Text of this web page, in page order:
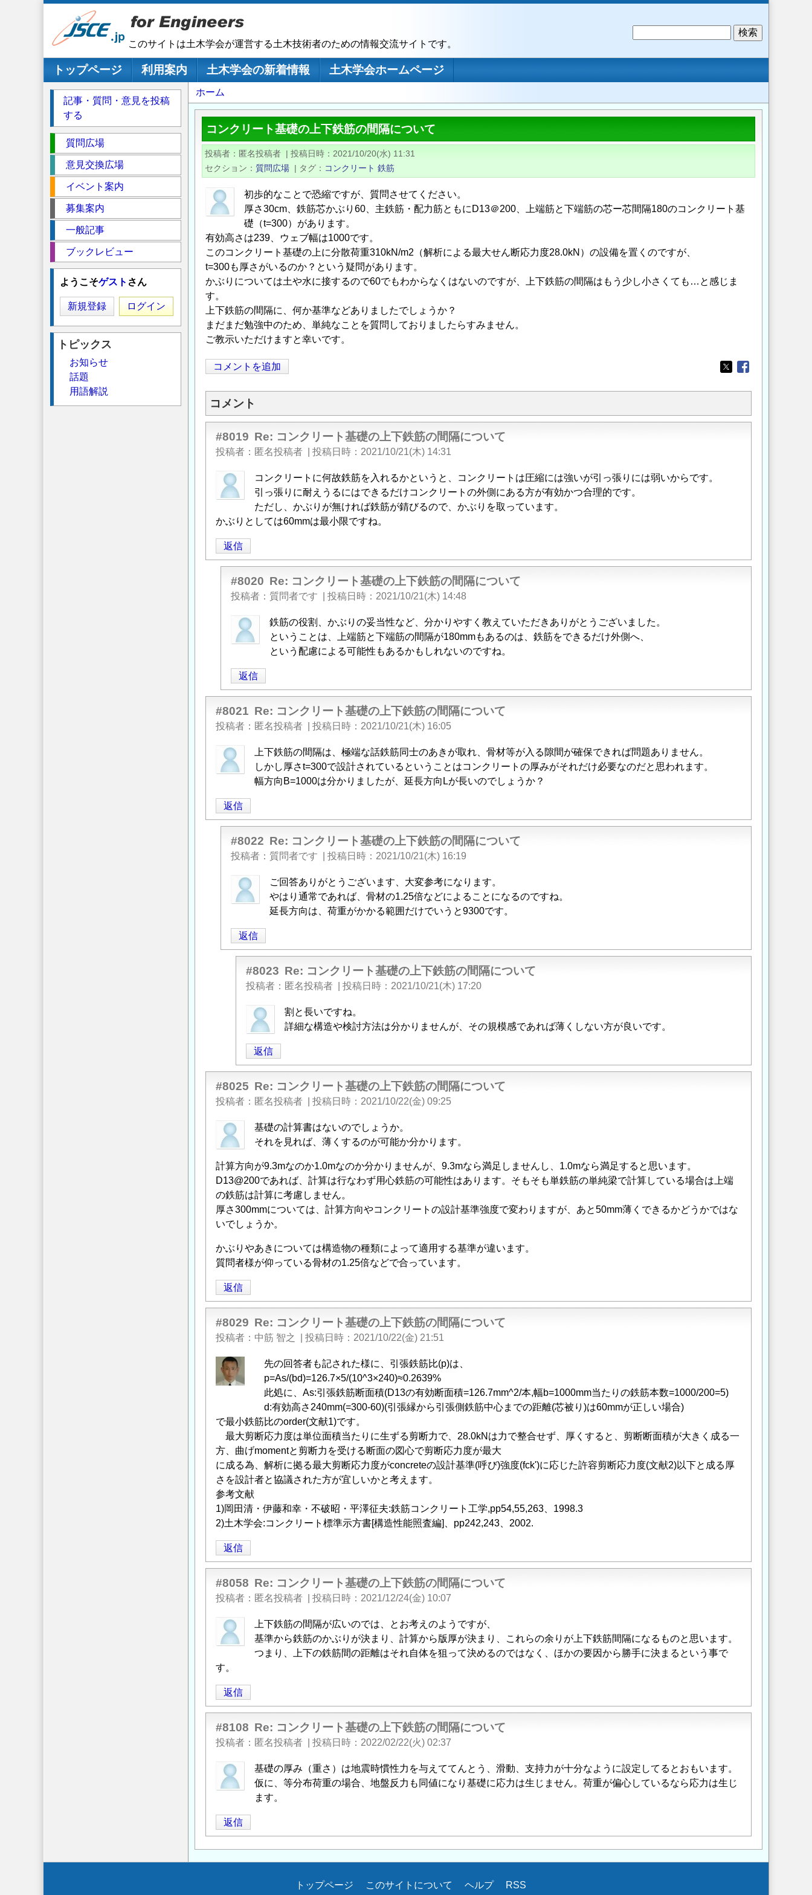
このサイトは土木学会が運営する土木技術者のための情報交流サイトです。
メインナビゲーション
トップページ 利用案内 土木学会の新着情報
土木学会ホームページ
パ
ン
ず
ホーム
コンクリート基礎の上下鉄筋の間隔について
投稿者 匿名投稿者 | 投稿日時
2021/10/20(水) 11:31
セクション
質問広場 | タグ コンクリート 鉄筋
初歩的なことで恐縮ですが、質問させてください。
厚さ30cm、鉄筋芯かぶり60、主鉄筋・配力筋ともにD13＠200、上端筋と下端筋の芯ー芯間隔180のコンクリート基
礎（t=300）があります。
有効高さは239、ウェブ幅は1000です。
このコンクリート基礎の上に分散荷重310kN/m2（解析による最大せん断応力度28.0kN）の設備を置くのですが、
t=300も厚さがいるのか？という疑問があります。
かぶりについては土や水に接するので60でもわからなくはないのですが、上下鉄筋の間隔はもう少し小さくても…と感じま
す。
上下鉄筋の間隔に、何か基準などありましたでしょうか？
まだまだ勉強中のため、単純なことを質問しておりましたらすみません。
ご教示いただけますと幸いです。
コメントを追加
Opens in a new
Opens in a new
コメント
#8019 Re: コンクリート基礎の上下鉄筋の間隔について
投稿者 匿名投稿者 投稿日時 2021/10/21(木) 14:31
コンクリートに何故鉄筋を入れるかというと、コンクリートは圧縮には強いが引っ張りには弱いからです。
引っ張りに耐えうるにはできるだけコンクリートの外側にある方が有効かつ合理的です。
ただし、かぶりが無ければ鉄筋が錆びるので、かぶりを取っています。
かぶりとしては60mmは最小限ですね。
返信
#8020 Re: コンクリート基礎の上下鉄筋の間隔について
投稿者 質問者です 投稿日時 2021/10/21(木) 14:48
匿
名
者
に
よ
る
コ
ン
リ
ー
ト
基
礎
上
下
筋
の
間
返
信
鉄筋の役割、かぶりの妥当性など、分かりやすく教えていただきありがとうございました。
ということは、上端筋と下端筋の間隔が180mmもあるのは、鉄筋をできるだけ外側へ、
という配慮による可能性もあるかもしれないのですね。
返信
#8021 Re: コンクリート基礎の上下鉄筋の間隔について
投稿者 匿名投稿者 投稿日時 2021/10/21(木) 16:05
上下鉄筋の間隔は、極端な話鉄筋同士のあきが取れ、骨材等が入る隙間が確保できれば問題ありません。
しかし厚さt=300で設計されているということはコンクリートの厚みがそれだけ必要なのだと思われます。
幅方向B=1000は分かりましたが、延長方向Lが長いのでしょうか？
返信
#8022 Re: コンクリート基礎の上下鉄筋の間隔について
投稿者 質問者です 投稿日時 2021/10/21(木) 16:19
匿
名
者
に
ー
ト
基
の
上
鉄
筋
の
間
隔
に
つ
て」
へ
の
返
ご回答ありがとうございます、大変参考になります。
やはり通常であれば、骨材の1.25倍などによることになるのですね。
延長方向は、荷重がかかる範囲だけでいうと9300です。
返信
#8023 Re: コンクリート基礎の上下鉄筋の間隔について
投稿者 匿名投稿者 投稿日時 2021/10/21(木) 17:20
匿
名
稿
者
に
よ
「Re:
コ
ク
リ
ー
ト
基
礎
の
鉄
筋
て」
へ
の
返
信
割と長いですね。
詳細な構造や検討方法は分かりませんが、その規模感であれば薄くしない方が良いです。
返信
#8025 Re: コンクリート基礎の上下鉄筋の間隔について
投稿者 匿名投稿者 投稿日時 2021/10/22(金) 09:25
基礎の計算書はないのでしょうか。
それを見れば、薄くするのが可能か分かります。
計算方向が9.3mなのか1.0mなのか分かりませんが、9.3mなら満足しませんし、1.0mなら満足すると思います。
D13@200であれば、計算は行なわず用心鉄筋の可能性はあります。そもそも単鉄筋の単純梁で計算している場合は上端
の鉄筋は計算に考慮しません。
厚さ300mmについては、計算方向やコンクリートの設計基準強度で変わりますが、あと50mm薄くできるかどうかではな
いでしょうか。
かぶりやあきについては構造物の種類によって適用する基準が違います。
質問者様が仰っている骨材の1.25倍などで合っています。
返信
#8029 Re: コンクリート基礎の上下鉄筋の間隔について
投稿者 中筋 智之 投稿日時 2021/10/22(金) 21:51
先の回答者も記された様に、引張鉄筋比(p)は、
p=As/(bd)=126.7×5/(10^3×240)≈0.2639%
此処に、As:引張鉄筋断面積(D13の有効断面積=126.7mm^2/本,幅b=1000mm当たりの鉄筋本数=1000/200=5)
d:有効高さ240mm(=300-60)(引張縁から引張側鉄筋中心までの距離(芯被り)は60mmが正しい場合)
で最小鉄筋比のorder(文献1)です。
最大剪断応力度は単位面積当たりに生ずる剪断力で、28.0kNは力で整合せず、厚くすると、剪断断面積が大きく成る一
方、曲げmomentと剪断力を受ける断面の図心で剪断応力度が最大
に成る為、解析に拠る最大剪断応力度がconcreteの設計基準(呼び)強度(fck')に応じた許容剪断応力度(文献2)以下と成る厚
さを設計者と協議された方が宜しいかと考えます。
参考文献
1)岡田清・伊藤和幸・不破昭・平澤征夫:鉄筋コンクリート工学,pp54,55,263、1998.3
2)土木学会:コンクリート標準示方書[構造性能照査編]、pp242,243、2002.
返信
#8058 Re: コンクリート基礎の上下鉄筋の間隔について
投稿者 匿名投稿者 投稿日時 2021/12/24(金) 10:07
上下鉄筋の間隔が広いのでは、とお考えのようですが、
基準から鉄筋のかぶりが決まり、計算から版厚が決まり、これらの余りが上下鉄筋間隔になるものと思います。
つまり、上下の鉄筋間の距離はそれ自体を狙って決めるのではなく、ほかの要因から勝手に決まるという事で
す。
返信
#8108 Re: コンクリート基礎の上下鉄筋の間隔について
投稿者 匿名投稿者 投稿日時 2022/02/22(火) 02:37
基礎の厚み（重さ）は地震時慣性力を与えててんとう、滑動、支持力が十分なように設定してるとおもいます。
仮に、等分布荷重の場合、地盤反力も同値になり基礎に応力は生じません。荷重が偏心しているなら応力は生じ
ます。
返信
記事・質問・意見を投稿
する
ク
シ
質問広場
意見交換広場
イベント案内
募集案内
一般記事
ブックレビュー
ようこそゲスト さん
新規登録 ログイン
トピックス
お知らせ
話題
用語解説
トップページ このサイトについて ヘルプ RSS